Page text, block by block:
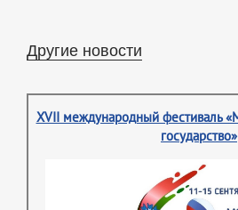
Другие новости
XVII международный фестиваль
государство»